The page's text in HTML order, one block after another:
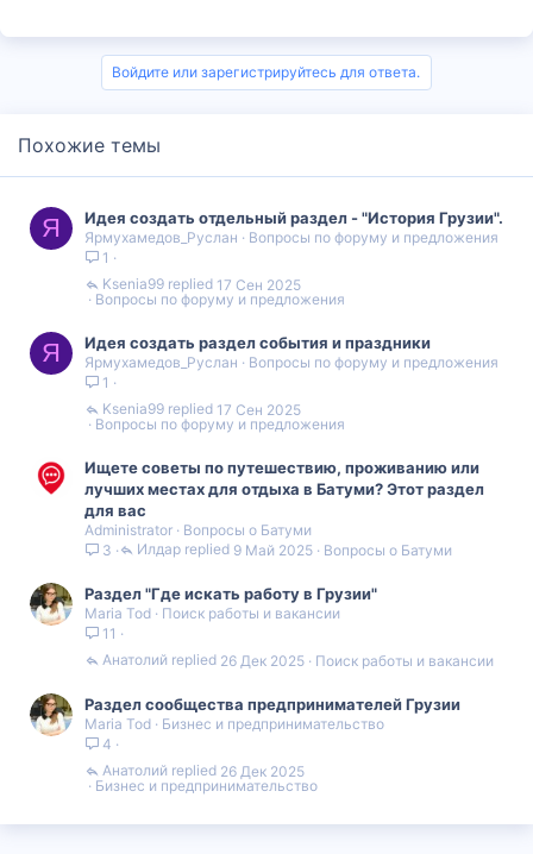
Войдите или зарегистрируйтесь для ответа.
Похожие темы
Я Идея создать отдельный раздел - "История Грузии".
Ярмухамедов_Руслан
Вопросы по форуму и предложения
1
Вопросы по форуму и предложения
17 Сен 2025
Ksenia99
Я Идея создать раздел события и праздники
Ярмухамедов_Руслан
Вопросы по форуму и предложения
1
Вопросы по форуму и предложения
17 Сен 2025
Ksenia99
Ищете советы по путешествию, проживанию или
лучших местах для отдыха в Батуми? Этот раздел
для вас
Administrator
Вопросы о Батуми
3
Вопросы о Батуми
9 Май 2025
Илдар
Раздел "Где искать работу в Грузии"
Maria Tod
Поиск работы и вакансии
11
Поиск работы и вакансии
26 Дек 2025
Анатолий
Раздел сообщества предпринимателей Грузии
Maria Tod
Бизнес и предпринимательство
4
Бизнес и предпринимательство
26 Дек 2025
Анатолий